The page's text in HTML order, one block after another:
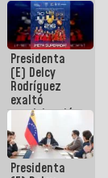
Presidenta
(E) Delcy
Rodríguez
exaltó
participación
de
Venezuela
en Juegos
Centroamericanos
Presidenta